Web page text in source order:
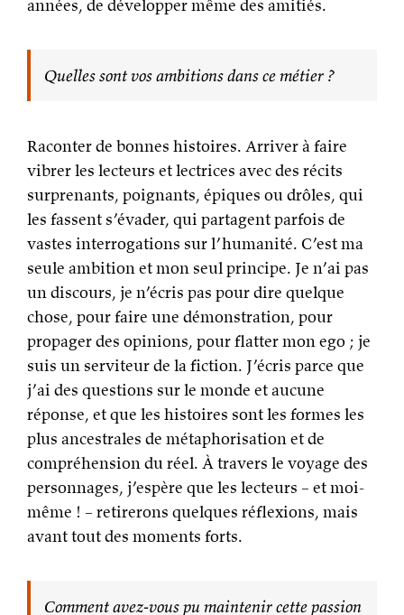
années, de développer même des amitiés.
Quelles sont vos ambitions dans ce métier ?
Raconter de bonnes histoires. Arriver à faire
vibrer les lecteurs et lectrices avec des récits
surprenants, poignants, épiques ou drôles, qui
les fassent s’évader, qui partagent parfois de
vastes interrogations sur l’humanité. C’est ma
seule ambition et mon seul principe. Je n’ai pas
un discours, je n’écris pas pour dire quelque
chose, pour faire une démonstration, pour
propager des opinions, pour flatter mon ego ; je
suis un serviteur de la fiction. J’écris parce que
j’ai des questions sur le monde et aucune
réponse, et que les histoires sont les formes les
plus ancestrales de métaphorisation et de
compréhension du réel. À travers le voyage des
personnages, j’espère que les lecteurs – et moi-
même ! – retirerons quelques réflexions, mais
avant tout des moments forts.
Comment avez-vous pu maintenir cette passion